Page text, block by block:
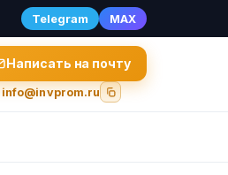
Telegram MAX
Написать на почту
info@invprom.ru